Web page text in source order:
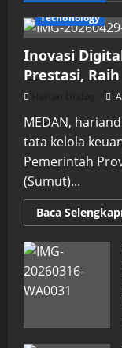
Techonology
Inovasi
Prestasi,
MEDAN,
tata kelola
Pemerintah
(Sumut)...
Baca